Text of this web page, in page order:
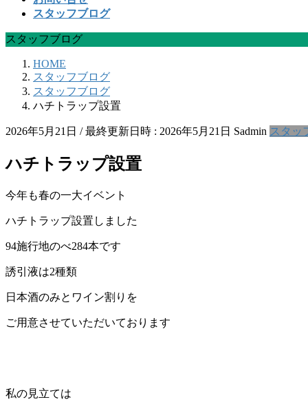
スタッフブログ
スタッフブログ
HOME
スタッフブログ
スタッフブログ
ハチトラップ設置
2026年5月21日 / 最終更新日時 : 2026年5月21日 Sadmin スタッ
ハチトラップ設置
今年も春の一大イベント
ハチトラップ設置しました
94施行地のべ284本です
誘引液は2種類
日本酒のみとワイン割りを
ご用意させていただいております
私の見立ては